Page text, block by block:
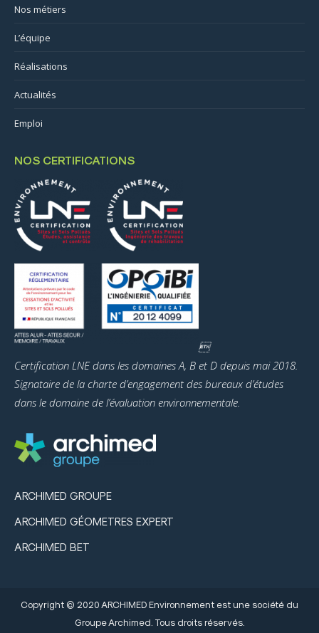
Nos métiers
L’équipe
Réalisations
Actualités
Emploi
NOS CERTIFICATIONS

Certification LNE dans les domaines A, B et D depuis mai 2018.
Signataire de la charte d’engagement des bureaux d’études
dans le domaine de l’évaluation environnementale.
ARCHIMED GROUPE
ARCHIMED GÉOMETRES EXPERT
ARCHIMED BET
Copyright © 2020 ARCHIMED Environnement est une société du
Groupe Archimed. Tous droits réservés.